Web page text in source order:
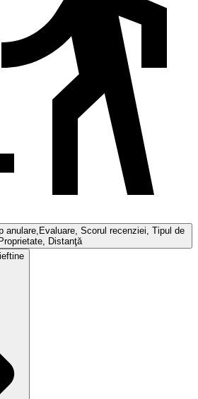
anulare,Evaluare, Scorul recenziei, Tipul de
Distanţă